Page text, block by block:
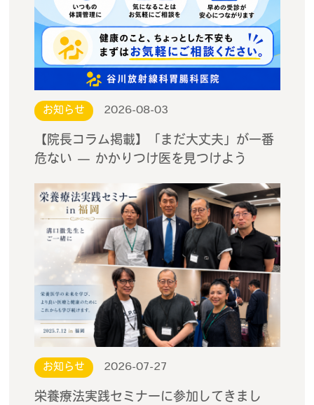
お知らせ 2026-08-03
【院長コラム掲載】「まだ大丈夫」が一番
危ない — かかりつけ医を見つけよう
お知らせ 2026-07-27
栄養療法実践セミナーに参加してきまし